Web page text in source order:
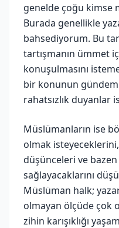
genelde çoğu kimse
Burada genellikle
bahsediyorum. Bu
tartışmanın ümmet
konuşulmasını
bir konunun
rahatsızlık duyanlar
Müslümanların ise
olmak
düşünceleri ve bazen
sağlayacaklarını
Müslüman halk;
olmayan ölçüde çok
zihin karışıklığı